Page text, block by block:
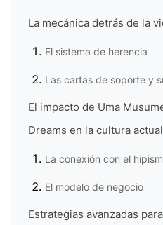
La mecánica detrás de la
El sistema de herencia
Las cartas de soporte y
El impacto de Uma
Dreams en la cultura actual
La conexión con el
El modelo de negocio
Estrategias avanzadas